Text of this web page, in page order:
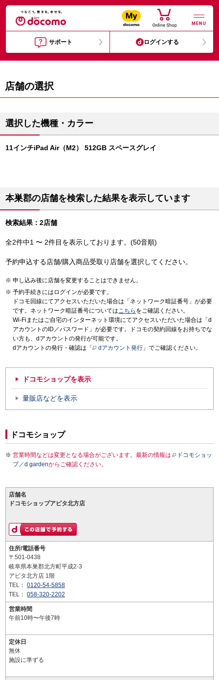
MENU
サポート ログインする
店舗の選択
選択した機種・カラー
11インチiPad Air（M2） 512GB スペースグレイ
本巣郡の店舗を検索した結果を表示しています
検索結果：2店舗
全2件中1 〜 2件目を表示しております。(50音順)
予約申込する店舗/購入商品受取り店舗を選択してください。
申し込み後に店舗を変更することはできません。
予約手続きにはログインが必要です。
ドコモ回線にてアクセスいただいた場合は「ネットワーク暗証番号」が必要
です。ネットワーク暗証番号についてはこちら をご確認ください。
Wi-Fiまたはご自宅のインターネット環境にてアクセスいただいた場合は「d
アカウントのID／パスワード」が必要です。ドコモの契約回線をお持ちでな
い方も、dアカウントの発行が可能です。
dアカウントの発行・確認は「
dアカウント発行 」でご確認ください。
ドコモショップを表示
量販店などを表示
ドコモショップ
営業時間などは変更となる場合がございます。最新の情報は
ドコモショッ
プ／d gardenからご確認ください。
店舗名
ドコモショップアピタ北方店
住所/電話番号
〒501-0438
岐阜県本巣郡北方町平成2-3
アピタ北方店 1階
TEL： 0120-54-5858
TEL： 058-320-2202
営業時間
午前10時〜午後7時
定休日
無休
施設に準ずる